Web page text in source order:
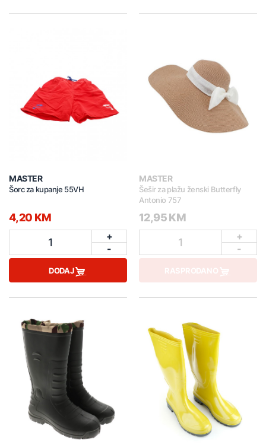
MASTER
Šorc za kupanje 55VH
4,20 KM
1
+
-
DODAJ
MASTER
Šešir za plažu ženski Butterfly
Antonio 757
12,95 KM
1
+
-
RASPRODANO